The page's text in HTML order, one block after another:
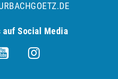
auf Social Media